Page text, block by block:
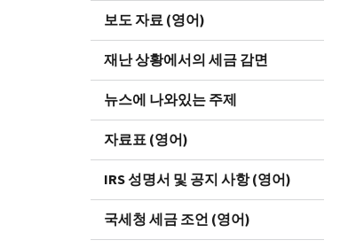
보도 자료 (영어)
재난 상황에서의 세금 감면
뉴스에 나와있는 주제
자료표 (영어)
IRS 성명서 및 공지 사항 (영어)
국세청 세금 조언 (영어)